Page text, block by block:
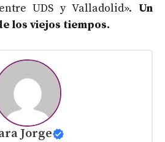
UDS y Valladolid». Un
los viejos tiempos.
Jorge